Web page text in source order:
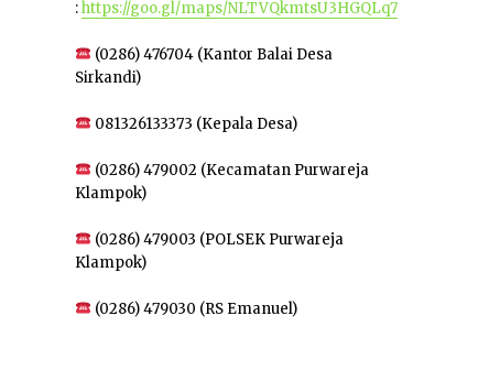
:https://goo.gl/maps/NLTVQkmtsU3HGQLq7
(0286) 476704 (Kantor Balai Desa
Sirkandi)
081326133373 (Kepala Desa)
(0286) 479002 (Kecamatan Purwareja
Klampok)
(0286) 479003 (POLSEK Purwareja
Klampok)
(0286) 479030 (RS Emanuel)